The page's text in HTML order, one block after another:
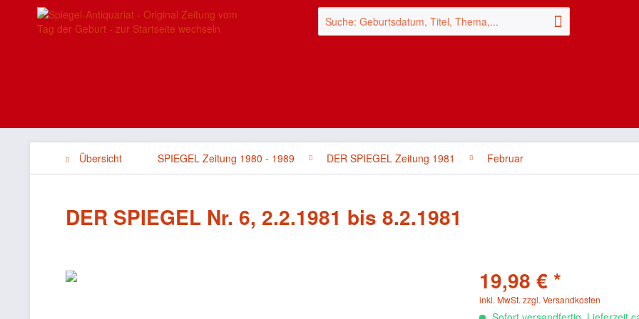
Übersicht SPIEGEL Zeitung 1980 - 1989 DER SPIEGEL Zeitung 1981 Februar
DER SPIEGEL Nr. 6, 2.2.1981 bis 8.2.1981
19,98 € *
inkl. MwSt. zzgl. Versandkosten